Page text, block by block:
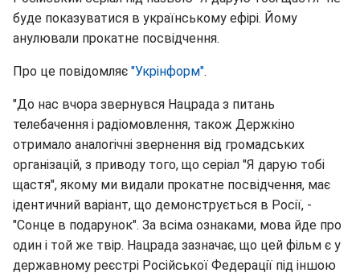
буде показуватися в українському ефірі. Йому
анулювали прокатне посвідчення.
Про це повідомляє "Укрінформ".
"До нас вчора звернувся Нацрада з питань
телебачення і радіомовлення, також Держкіно
отримало аналогічні звернення від громадських
організацій, з приводу того, що серіал "Я дарую тобі
щастя", якому ми видали прокатне посвідчення, має
ідентичний варіант, що демонструється в Росії, -
"Сонце в подарунок". За всіма ознаками, мова йде про
один і той же твір. Нацрада зазначає, що цей фільм є у
державному реєстрі Російської Федерації під іншою